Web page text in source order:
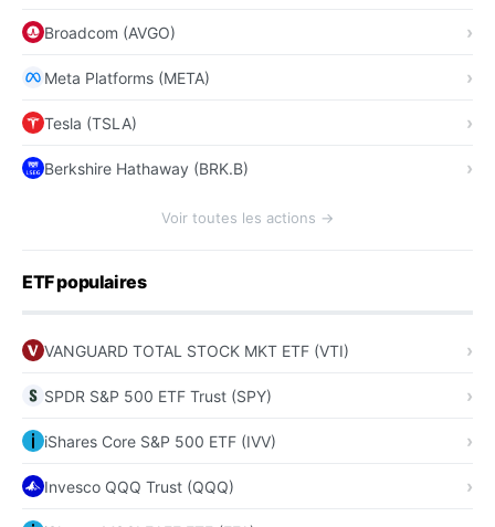
Broadcom (AVGO)
Meta Platforms (META)
Tesla (TSLA)
Berkshire Hathaway (BRK.B)
Voir toutes les actions →
ETF populaires
VANGUARD TOTAL STOCK MKT ETF (VTI)
SPDR S&P 500 ETF Trust (SPY)
iShares Core S&P 500 ETF (IVV)
Invesco QQQ Trust (QQQ)